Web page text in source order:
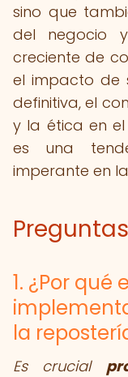
sino que
del negocio
creciente de
el impacto de
definitiva, el
y la ética en
es una
imperante en
1. ¿Por
la
Es crucial